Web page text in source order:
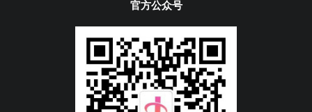
官方公众号